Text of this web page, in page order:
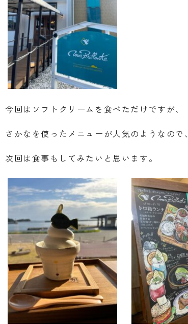
今回はソフトクリームを食べただけですが、
さかなを使ったメニューが人気のようなので、
次回は食事もしてみたいと思います。